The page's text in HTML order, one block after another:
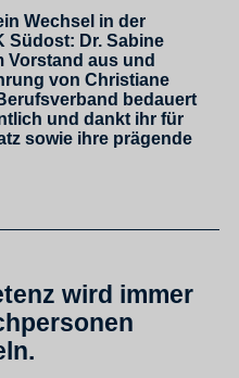
Wechsel in der
Südost: Dr. Sabine
Vorstand aus und
von Christiane
bedauert
und dankt ihr für
sowie ihre prägende
wird immer